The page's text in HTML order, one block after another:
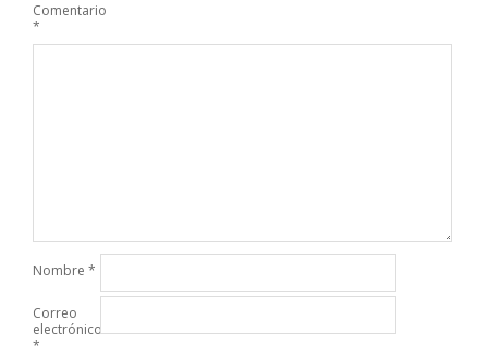
Comentario
*
Nombre *
Correo
electrónico
*